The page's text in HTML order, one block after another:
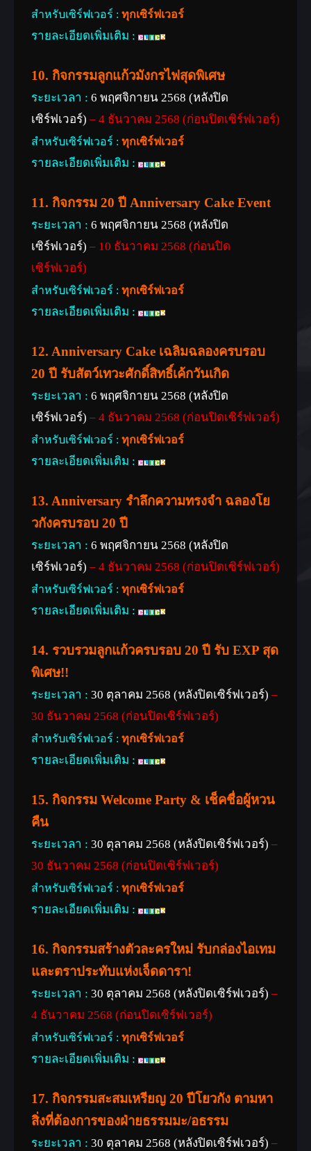
สำหรับเซิร์ฟเวอร์ : ทุกเซิร์ฟเวอร์
รายละเอียดเพิ่มเติม :
10. กิจกรรมลูกแก้วมังกรไฟสุดพิเศษ
ระยะเวลา : 6 พฤศจิกายน 2568 (หลังปิด
เซิร์ฟเวอร์) – 4 ธันวาคม 2568 (ก่อนปิดเซิร์ฟเวอร์)
สำหรับเซิร์ฟเวอร์ : ทุกเซิร์ฟเวอร์
รายละเอียดเพิ่มเติม :
11. กิจกรรม 20 ปี Anniversary Cake Event
ระยะเวลา : 6 พฤศจิกายน 2568 (หลังปิด
เซิร์ฟเวอร์) – 10 ธันวาคม 2568 (ก่อนปิด
เซิร์ฟเวอร์)
สำหรับเซิร์ฟเวอร์ : ทุกเซิร์ฟเวอร์
รายละเอียดเพิ่มเติม :
12. Anniversary Cake เฉลิมฉลองครบรอบ
20 ปี รับสัตว์เทวะศักดิ์สิทธิ์เค้กวันเกิด
ระยะเวลา : 6 พฤศจิกายน 2568 (หลังปิด
เซิร์ฟเวอร์) – 4 ธันวาคม 2568 (ก่อนปิดเซิร์ฟเวอร์)
สำหรับเซิร์ฟเวอร์ : ทุกเซิร์ฟเวอร์
รายละเอียดเพิ่มเติม :
13. Anniversary รําลึกความทรงจำ ฉลองโย
วกังครบรอบ 20 ปี
ระยะเวลา : 6 พฤศจิกายน 2568 (หลังปิด
เซิร์ฟเวอร์) – 4 ธันวาคม 2568 (ก่อนปิดเซิร์ฟเวอร์)
สำหรับเซิร์ฟเวอร์ : ทุกเซิร์ฟเวอร์
รายละเอียดเพิ่มเติม :
14. รวบรวมลูกแก้วครบรอบ 20 ปี รับ EXP สุด
พิเศษ!!
ระยะเวลา : 30 ตุลาคม 2568 (หลังปิดเซิร์ฟเวอร์) –
30 ธันวาคม 2568 (ก่อนปิดเซิร์ฟเวอร์)
สำหรับเซิร์ฟเวอร์ : ทุกเซิร์ฟเวอร์
รายละเอียดเพิ่มเติม :
15. กิจกรรม Welcome Party & เช็คชื่อผู้หวน
คืน
ระยะเวลา : 30 ตุลาคม 2568 (หลังปิดเซิร์ฟเวอร์) –
30 ธันวาคม 2568 (ก่อนปิดเซิร์ฟเวอร์)
สำหรับเซิร์ฟเวอร์ : ทุกเซิร์ฟเวอร์
รายละเอียดเพิ่มเติม :
16. กิจกรรมสร้างตัวละครใหม่ รับกล่องไอเทม
และตราประทับแห่งเจ็ดดารา!
ระยะเวลา : 30 ตุลาคม 2568 (หลังปิดเซิร์ฟเวอร์) –
4 ธันวาคม 2568 (ก่อนปิดเซิร์ฟเวอร์)
สำหรับเซิร์ฟเวอร์ : ทุกเซิร์ฟเวอร์
รายละเอียดเพิ่มเติม :
17. กิจกรรมสะสมเหรียญ 20 ปีโยวกัง ตามหา
สิ่งที่ต้องการของฝ่ายธรรมมะ/อธรรม
ระยะเวลา : 30 ตุลาคม 2568 (หลังปิดเซิร์ฟเวอร์) –